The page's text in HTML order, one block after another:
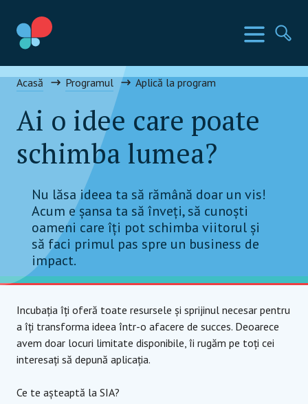
conținut
Meniu
Țările SIA
Acasă Programul Aplică la program
Ai o idee care poate
schimba lumea?
Nu lăsa ideea ta să rămână doar un vis!
Acum e șansa ta să înveți, să cunoști
oameni care îți pot schimba viitorul și
să faci primul pas spre un business de
impact.
Incubația îți oferă toate resursele și sprijinul necesar pentru
a îți transforma ideea într-o afacere de succes. Deoarece
avem doar locuri limitate disponibile, îi rugăm pe toți cei
interesați să depună aplicația.
Ce te așteaptă la SIA?